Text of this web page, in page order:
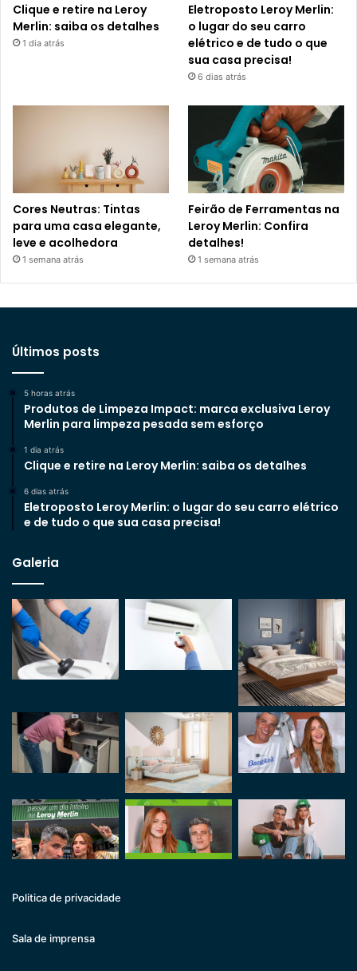
Clique e retire na Leroy
Merlin: saiba os detalhes
1 dia atrás
Eletroposto Leroy Merlin:
o lugar do seu carro
elétrico e de tudo o que
sua casa precisa!
6 dias atrás
Cores Neutras: Tintas
para uma casa elegante,
leve e acolhedora
1 semana atrás
Feirão de Ferramentas na
Leroy Merlin: Confira
detalhes!
1 semana atrás
Últimos posts
5 horas atrás
Produtos de Limpeza Impact: marca exclusiva Leroy
Merlin para limpeza pesada sem esforço
1 dia atrás
Clique e retire na Leroy Merlin: saiba os detalhes
6 dias atrás
Eletroposto Leroy Merlin: o lugar do seu carro elétrico
e de tudo o que sua casa precisa!
Galeria
Politica de privacidade
Sala de imprensa